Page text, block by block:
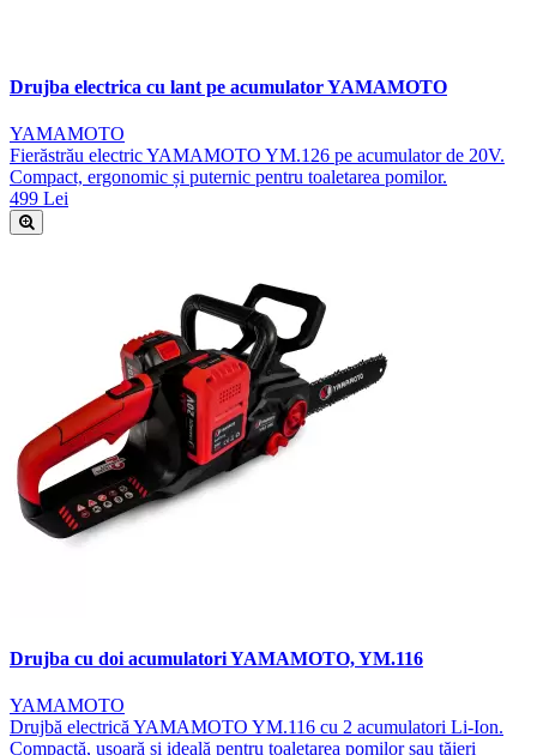
Drujba electrica cu lant pe acumulator YAMAMOTO
YAMAMOTO
Fierăstrău electric YAMAMOTO YM.126 pe acumulator de 20V.
Compact, ergonomic și puternic pentru toaletarea pomilor.
499 Lei
Drujba cu doi acumulatori YAMAMOTO, YM.116
YAMAMOTO
Drujbă electrică YAMAMOTO YM.116 cu 2 acumulatori Li-Ion.
Compactă, ușoară și ideală pentru toaletarea pomilor sau tăieri